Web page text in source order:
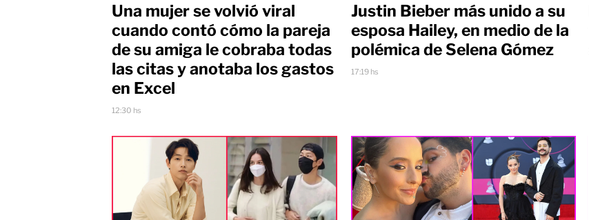
Una mujer se volvió viral
cuando contó cómo la pareja
de su amiga le cobraba todas
las citas y anotaba los gastos
en Excel
12:30 hs
Justin Bieber más unido a su
esposa Hailey, en medio de la
polémica de Selena Gómez
17:19 hs